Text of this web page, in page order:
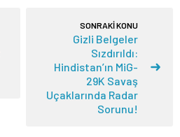
SONRAKİ KONU
Gizli Belgeler
Sızdırıldı:
Hindistan’ın MiG-
29K Savaş
Uçaklarında Radar
Sorunu!